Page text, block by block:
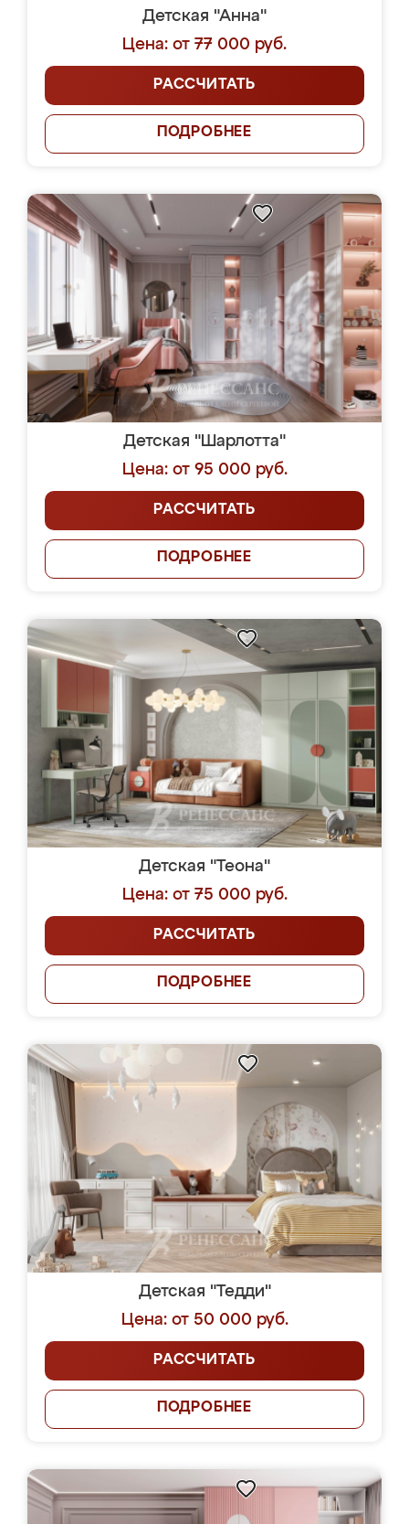
Детская "Анна"
Цена: от 77 000 руб.
РАССЧИТАТЬ
ПОДРОБНЕЕ
Детская "Шарлотта"
Цена: от 95 000 руб.
РАССЧИТАТЬ
ПОДРОБНЕЕ
Детская "Теона"
Цена: от 75 000 руб.
РАССЧИТАТЬ
ПОДРОБНЕЕ
Детская "Тедди"
Цена: от 50 000 руб.
РАССЧИТАТЬ
ПОДРОБНЕЕ